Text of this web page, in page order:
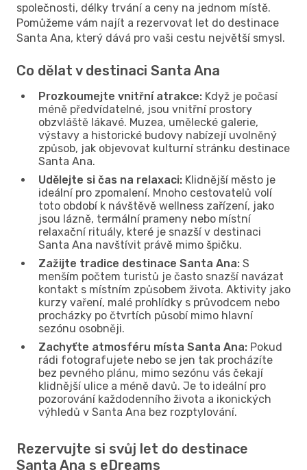
společnosti, délky trvání a ceny na jednom místě.
Pomůžeme vám najít a rezervovat let do destinace
Santa Ana, který dává pro vaši cestu největší smysl.
Co dělat v destinaci Santa Ana
Prozkoumejte vnitřní atrakce: Když je počasí
méně předvídatelné, jsou vnitřní prostory
obzvláště lákavé. Muzea, umělecké galerie,
výstavy a historické budovy nabízejí uvolněný
způsob, jak objevovat kulturní stránku destinace
Santa Ana.
Udělejte si čas na relaxaci: Klidnější město je
ideální pro zpomalení. Mnoho cestovatelů volí
toto období k návštěvě wellness zařízení, jako
jsou lázně, termální prameny nebo místní
relaxační rituály, které je snazší v destinaci
Santa Ana navštívit právě mimo špičku.
Zažijte tradice destinace Santa Ana: S
menším počtem turistů je často snazší navázat
kontakt s místním způsobem života. Aktivity jako
kurzy vaření, malé prohlídky s průvodcem nebo
procházky po čtvrtích působí mimo hlavní
sezónu osobněji.
Zachyťte atmosféru místa Santa Ana: Pokud
rádi fotografujete nebo se jen tak procházíte
bez pevného plánu, mimo sezónu vás čekají
klidnější ulice a méně davů. Je to ideální pro
pozorování každodenního života a ikonických
výhledů v Santa Ana bez rozptylování.
Rezervujte si svůj let do destinace
Santa Ana s eDreams